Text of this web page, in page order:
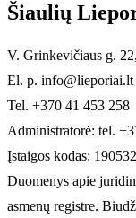
Šiaulių
V. Grinkevičiaus g.
El. p. info@lieporiai.lt
Tel. +370 41 453 258
Administratorė: tel.
Įstaigos kodas:
Duomenys apie
asmenų registre.